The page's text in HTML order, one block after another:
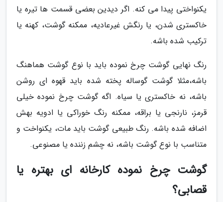
یکنواختی پیدا می کنه. اگر دیدین بعضی قسمت ها تیره یا
خاکستری شدن، یا رنگش غیرعادیه، ممکنه گوشت، کهنه یا
ترکیب شده باشه.
رنگ نهایی گوشت چرخ نموده باید با نوع گوشت هماهنگ
باشه،مثلا گوشت گوساله پخته شده باید قهوه ای روشن
باشه، نه خاکستری یا سیاه. اگه گوشت چرخ نموده خیلی
قرمز، نارنجی یا براقه، ممکنه رنگ خوراکی یا ادویه بهش
اضافه شده باشه. رنگ طبیعی گوشت باید مات، یکنواخت و
متناسب با نوع گوشت باشه، نه چشم زننده یا مصنوعی.
گوشت چرخ نموده کارخانه ای بهتره یا
قصابی؟